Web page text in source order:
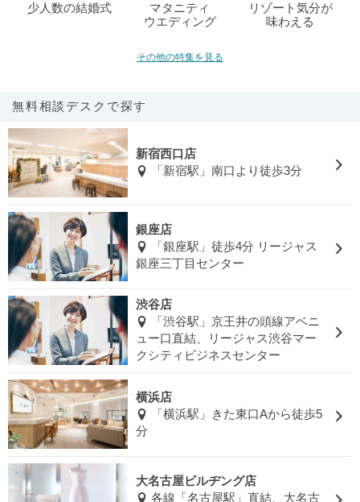
少人数の結婚式
マタニティ
ウエディング
リゾート気分が
味わえる
その他の特集を見る
無料相談デスクで探す
新宿西口店
「新宿駅」南口より徒歩3分
銀座店
「銀座駅」徒歩4分 リージャス
銀座三丁目センター
渋谷店
「渋谷駅」京王井の頭線アベニ
ュー口直結、リージャス渋谷マー
クシティビジネスセンター
横浜店
「横浜駅」きた東口Aから徒歩5
分
大名古屋ビルヂング店
各線「名古屋駅」直結、大名古